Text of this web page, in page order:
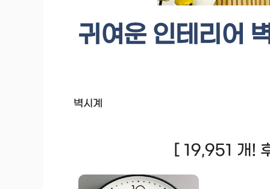
귀여운 인테리어
벽시계
[ 19,951 개!